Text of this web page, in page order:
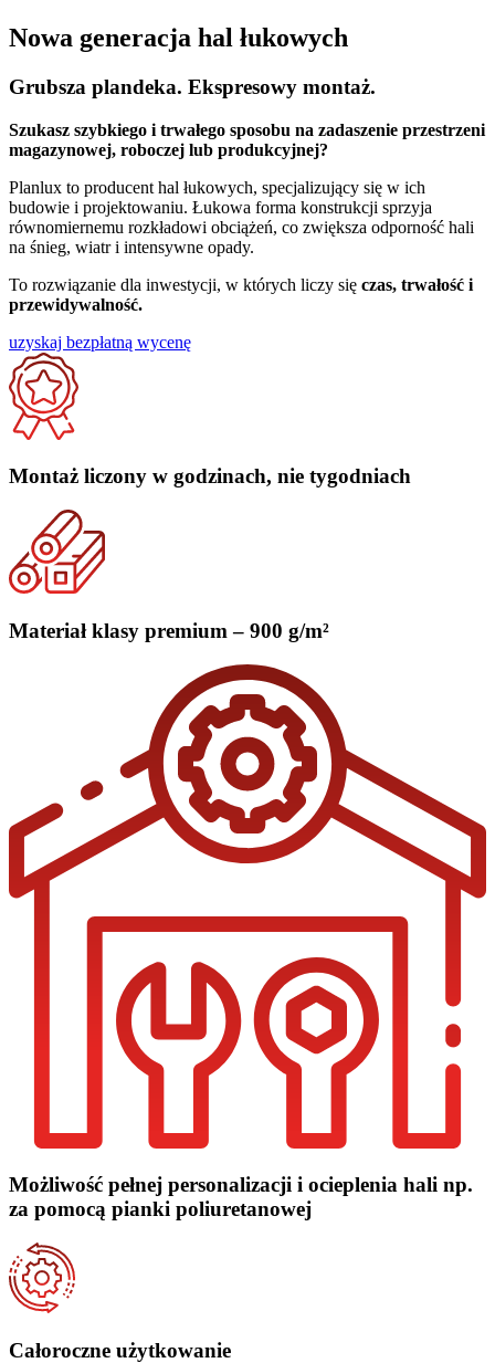
Nowa generacja hal łukowych
Grubsza plandeka. Ekspresowy montaż.
Szukasz szybkiego i trwałego sposobu na zadaszenie przestrzeni
magazynowej, roboczej lub produkcyjnej?
Planlux to producent hal łukowych, specjalizujący się w ich
budowie i projektowaniu. Łukowa forma konstrukcji sprzyja
równomiernemu rozkładowi obciążeń, co zwiększa odporność hali
na śnieg, wiatr i intensywne opady.
To rozwiązanie dla inwestycji, w których liczy się czas, trwałość i
przewidywalność.
uzyskaj bezpłatną wycenę
Montaż liczony w godzinach, nie tygodniach
Materiał klasy premium – 900 g/m²
Możliwość pełnej personalizacji i ocieplenia hali np.
za pomocą pianki poliuretanowej
Całoroczne użytkowanie